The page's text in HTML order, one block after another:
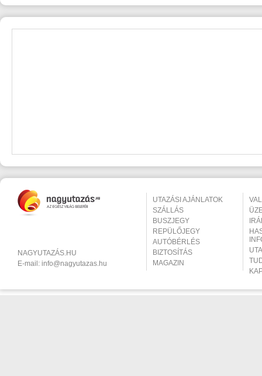
NAGYUTAZÁS.HU
E-mail: info@nagyutazas.hu
UTAZÁSI AJÁNLATOK
SZÁLLÁS
BUSZJEGY
REPÜLŐJEGY
AUTÓBÉRLÉS
BIZTOSÍTÁS
MAGAZIN